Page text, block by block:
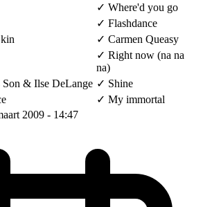
✓ Where'd you go
✓ Flashdance
✓ Carmen Queasy
✓ Right now (na na
na)
Son & Ilse DeLange ✓ Shine
✓ My immortal
2009 - 14:47